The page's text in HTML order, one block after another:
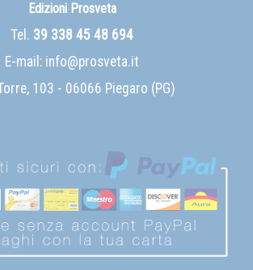
Edizioni Prosveta
Tel. 39 338 45 48 694
E-mail: info@prosveta.it
103 - 06066 Piegaro (PG)